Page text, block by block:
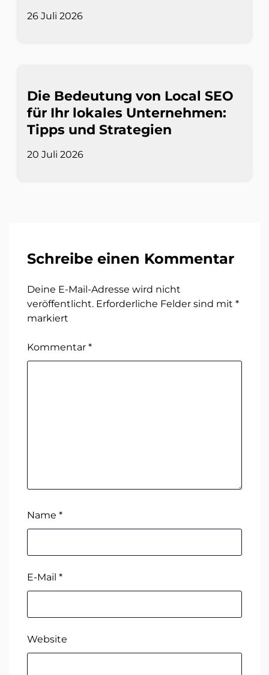
26 Juli 2026
Die Bedeutung von Local SEO
für Ihr lokales Unternehmen:
Tipps und Strategien
20 Juli 2026
Schreibe einen Kommentar
Deine E-Mail-Adresse wird nicht
veröffentlicht. Erforderliche Felder sind mit *
markiert
Kommentar *
Name *
E-Mail *
Website